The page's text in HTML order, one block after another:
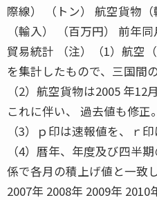
際線） （トン） 航空貨物
（輸入） （百万円） 前年
貿易統計 （注）（1）航空
を集計したもので、三国間
（2）航空貨物は2005 年12
これに伴い、 過去値も修正。
（3）ｐ印は速報値を、ｒ印
（4）暦年、年度及び四半
係で各月の積上げ値と一致
2007年 2008年 2009年